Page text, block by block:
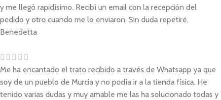
y me llegó rapidísimo. Recibí un email con la recepción del
pedido y otro cuando me lo enviaron. Sin duda repetiré.
Benedetta
Me ha encantado el trato recibido a través de Whatsapp ya que
soy de un pueblo de Murcia y no podía ir a la tienda física. He
tenido varias dudas y muy amable me las ha solucionado todas y